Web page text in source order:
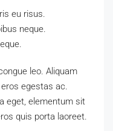
eu risus.
neque.
leo. Aliquam
egestas ac.
eget, elementum sit
quis porta laoreet.